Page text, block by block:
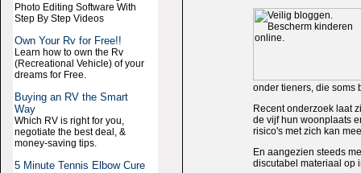
Photo Editing Software With
Step By Step Videos
Own Your Rv for Free!!
Learn how to own the Rv
(Recreational Vehicle) of your
dreams for Free.
Buying an RV the Smart
Way
Which RV is right for you,
negotiate the best deal, &
money-saving tips.
5 Minute Tennis Elbow Cure
onder tieners, die soms
Recent onderzoek laat
de vijf hun woonplaats
risico's met zich kan
En aangezien steeds
discutabel materiaal op